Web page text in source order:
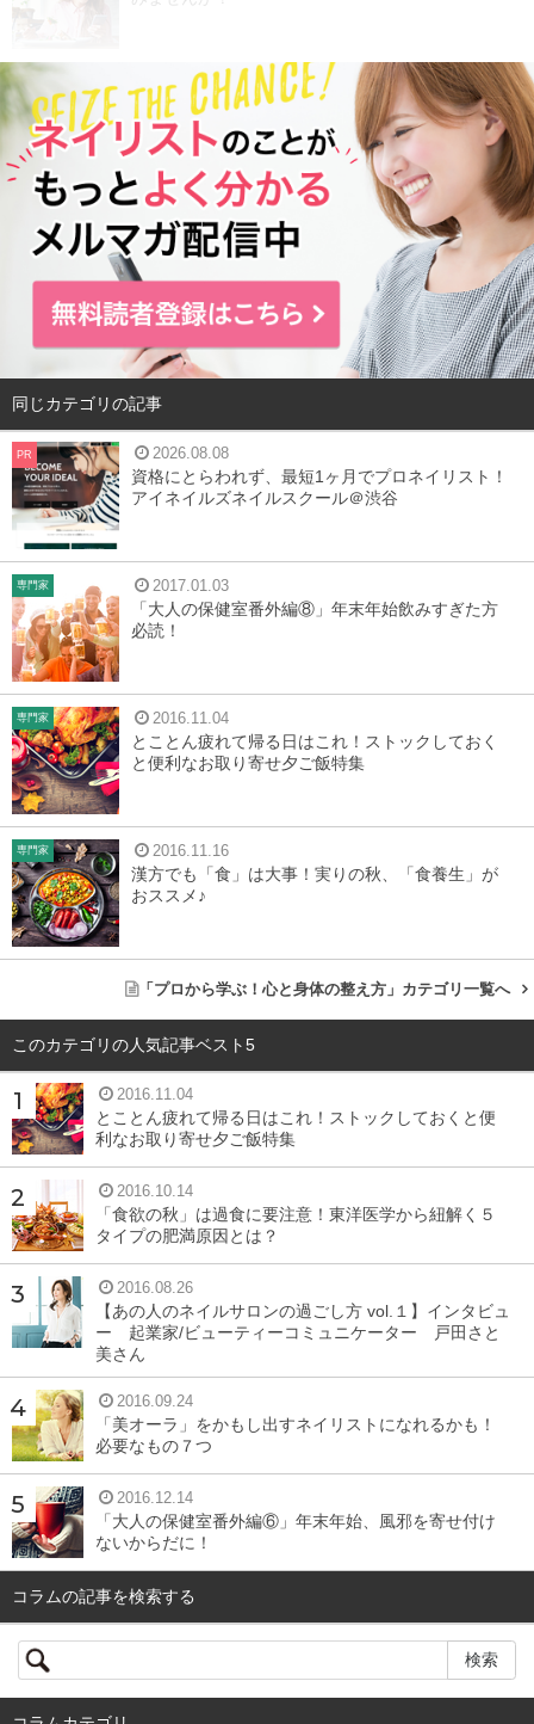
同じカテゴリの記事
PR 2026.08.08
資格にとらわれず、最短1ヶ月でプロネイリスト！
アイネイルズネイルスクール＠渋谷
専門家 2017.01.03
「大人の保健室番外編⑧」年末年始飲みすぎた方
必読！
専門家 2016.11.04
とことん疲れて帰る日はこれ！ストックしておく
と便利なお取り寄せ夕ご飯特集
専門家 2016.11.16
漢方でも「食」は大事！実りの秋、「食養生」が
おススメ♪
「プロから学ぶ！心と身体の整え方」カテゴリ一覧へ
このカテゴリの人気記事ベスト5
2016.11.04
とことん疲れて帰る日はこれ！ストックしておくと便
利なお取り寄せ夕ご飯特集
2016.10.14
「食欲の秋」は過食に要注意！東洋医学から紐解く５
タイプの肥満原因とは？
2016.08.26
【あの人のネイルサロンの過ごし方 vol.１】インタビュ
ー 起業家/ビューティーコミュニケーター 戸田さと
美さん
2016.09.24
「美オーラ」をかもし出すネイリストになれるかも！
必要なもの７つ
2016.12.14
「大人の保健室番外編⑥」年末年始、風邪を寄せ付け
ないからだに！
コラムの記事を検索する